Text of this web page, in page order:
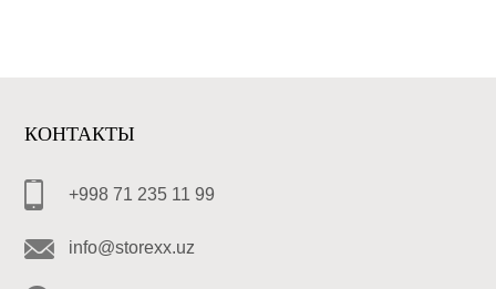
КОНТАКТЫ
+998 71 235 11 99
info@storexx.uz